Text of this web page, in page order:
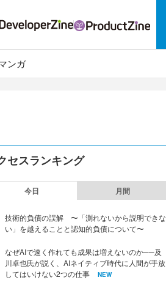
ンガ
セスランキング
今日 月間
技術的負債の誤解 〜「測れないから説明できな
い」を越えることと認知的負債について〜
なぜAIで速く作れても成果は増えないのか──及
川卓也氏が説く、AIネイティブ時代に人間が手放
してはいけない2つの仕事
NEW